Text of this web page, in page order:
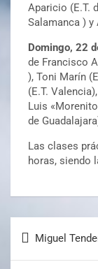
Aparicio (E.T.
Salamanca ) y
Domingo, 22
de Francisco
), Toni Marín
(E.T.
Luis
de
Las clases
horas, siendo
Miguel